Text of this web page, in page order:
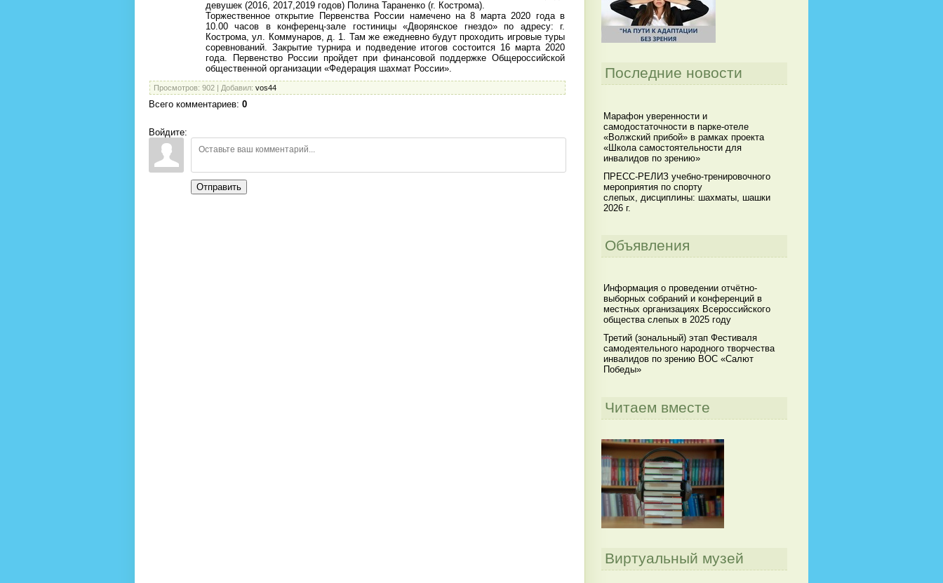
девушек (2016, 2017,2019 годов) Полина Тараненко (г. Кострома).
Торжественное открытие Первенства России намечено на 8 марта 2020 года в
10.00 часов в конференц-зале гостиницы «Дворянское гнездо» по адресу: г.
Кострома, ул. Коммунаров, д. 1. Там же ежедневно будут проходить игровые туры
соревнований. Закрытие турнира и подведение итогов состоится 16 марта 2020
года. Первенство России пройдет при финансовой поддержке Общероссийской
общественной организации «Федерация шахмат России».
Просмотров: 902 | Добавил: vos44
Всего комментариев: 0
Войдите:
Отправить
Последние новости
Марафон уверенности и
самодостаточности в парке-отеле
«Волжский прибой» в рамках проекта
«Школа самостоятельности для
инвалидов по зрению»
ПРЕСС-РЕЛИЗ учебно-тренировочного
мероприятия по спорту
слепых, дисциплины: шахматы, шашки
2026 г.
Объявления
Информация о проведении отчётно-
выборных собраний и конференций в
местных организациях Всероссийского
общества слепых в 2025 году
Третий (зональный) этап Фестиваля
самодеятельного народного творчества
инвалидов по зрению ВОС «Салют
Победы»
Читаем вместе
Виртуальный музей